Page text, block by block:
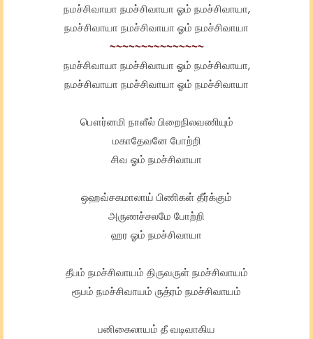
நமச்சிவாயா நமச்சிவாயா ஓம் நமச்சிவாயா,
நமச்சிவாயா நமச்சிவாயா ஓம் நமச்சிவாயா
~~~~~~~~~~~~~~~
நமச்சிவாயா நமச்சிவாயா ஓம் நமச்சிவாயா,
நமச்சிவாயா நமச்சிவாயா ஓம் நமச்சிவாயா
பௌர்னமி நாளீல் பிறைநிலவணியும்
மகாதேவனே போற்றி
சிவ ஓம் நமச்சிவாயா
ஒஹவ்சகமாலாய் பிணிகள் தீர்க்கும்
அருணச்சலமே போற்றி
ஹர ஓம் நமச்சிவாயா
தீபம் நமச்சிவாயம் திருவருள் நமச்சிவாயம்
ரூபம் நமச்சிவாயம் ருத்ரம் நமச்சிவாயம்
பனிகைலாயம் தீ வடிவாகிய